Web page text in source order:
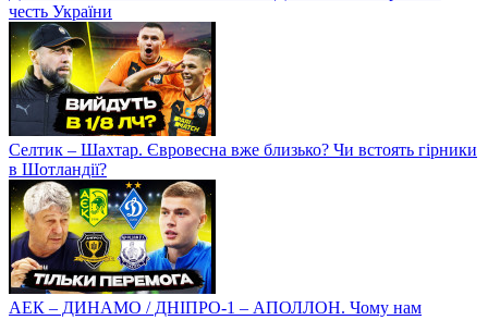
Неймовірний Миколенко, новий клуб Малиновського, дербі
для Зінченка і Арсенала
ПАНКОВ – Павелко вкрав ідею? Монополія та "рускій мір"
Шаблія / ФК Красава / Плани Мілевського